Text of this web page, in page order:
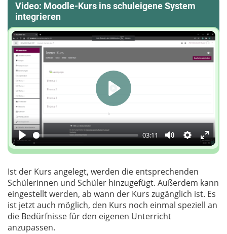
Video: Moodle-Kurs ins schuleigene System
integrieren
Play
03:11
Mute
Enter
Play
Ist der Kurs angelegt, werden die entsprechenden
Schülerinnen und Schüler hinzugefügt. Außerdem kann
eingestellt werden, ab wann der Kurs zugänglich ist. Es
ist jetzt auch möglich, den Kurs noch einmal speziell an
die Bedürfnisse für den eigenen Unterricht
anzupassen.